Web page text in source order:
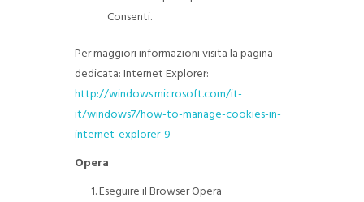
Consenti.
Per maggiori informazioni visita la pagina
dedicata: Internet Explorer:
http://windows.microsoft.com/it-
it/windows7/how-to-manage-cookies-in-
internet-explorer-9
Opera
Eseguire il Browser Opera